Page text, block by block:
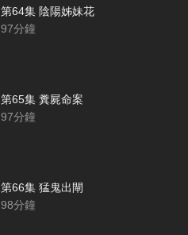
第64集 陰陽姊妹花
97分鐘
第65集 糞屍命案
97分鐘
第66集 猛鬼出閘
98分鐘